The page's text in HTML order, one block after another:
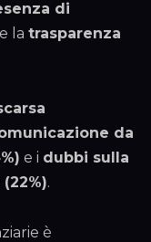
di
e la trasparenza
da
e i dubbi sulla
.
è